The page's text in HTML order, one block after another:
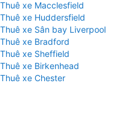
Thuê xe Macclesfield
Thuê xe Huddersfield
Thuê xe Sân bay Liverpool
Thuê xe Bradford
Thuê xe Sheffield
Thuê xe Birkenhead
Thuê xe Chester